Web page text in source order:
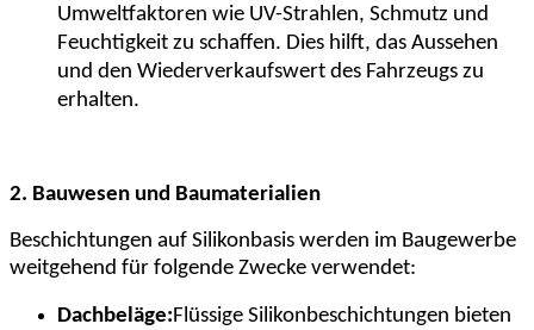
Umweltfaktoren wie UV-Strahlen, Schmutz und
Feuchtigkeit zu schaffen. Dies hilft, das Aussehen
und den Wiederverkaufswert des Fahrzeugs zu
erhalten.
2. Bauwesen und Baumaterialien
Beschichtungen auf Silikonbasis werden im Baugewerbe
weitgehend für folgende Zwecke verwendet:
Dachbeläge:Flüssige Silikonbeschichtungen bieten